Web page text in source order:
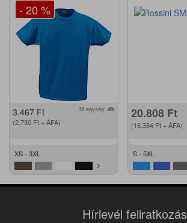
- 20 %
3.467 Ft
(2.730 Ft + ÁFA)
M.egység: db
XS - 3XL
20.808 Ft
(16.384 Ft + ÁFA)
S - 5XL
Hírlevél feliratkozás